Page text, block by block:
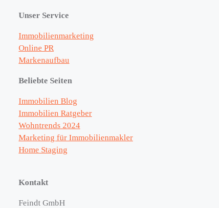
Unser Service
Immobilienmarketing
Online PR
Markenaufbau
Beliebte Seiten
Immobilien Blog
Immobilien Ratgeber
Wohntrends 2024
Marketing für Immobilienmakler
Home Staging
Kontakt
Feindt GmbH